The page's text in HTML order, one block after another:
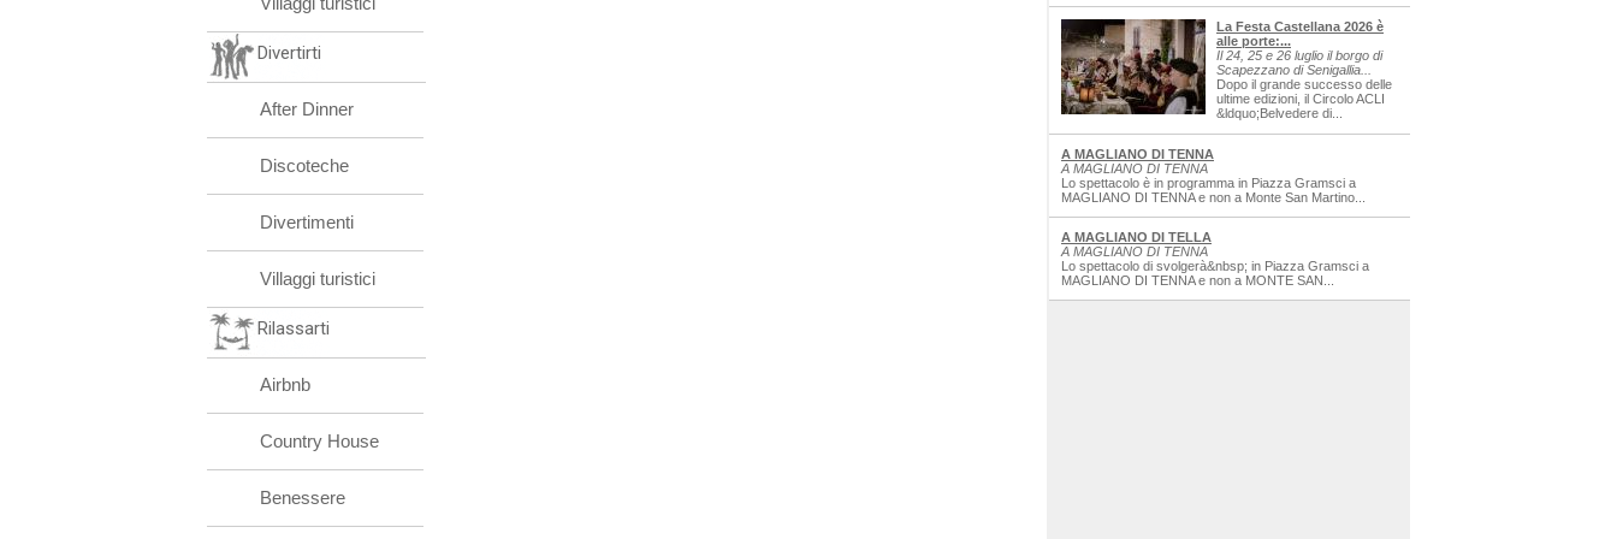
Divertirti
After Dinner
Discoteche
Divertimenti
Villaggi turistici
Rilassarti
Airbnb
Country House
Benessere
La Festa Castellana 2026 è
alle porte:...
Il 24, 25 e 26 luglio il borgo di
Scapezzano di Senigallia...
Dopo il grande successo delle
ultime edizioni, il Circolo ACLI
&ldquo;Belvedere di...
A MAGLIANO DI TENNA
A MAGLIANO DI TENNA
Lo spettacolo è in programma in Piazza Gramsci a
MAGLIANO DI TENNA e non a Monte San Martino...
A MAGLIANO DI TELLA
A MAGLIANO DI TENNA
Lo spettacolo di svolgerà&nbsp; in Piazza Gramsci a
MAGLIANO DI TENNA e non a MONTE SAN...